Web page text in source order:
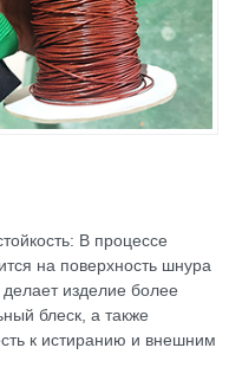
В процессе
на поверхность шнура
изделие более
блеск, а также
к истиранию и внешним